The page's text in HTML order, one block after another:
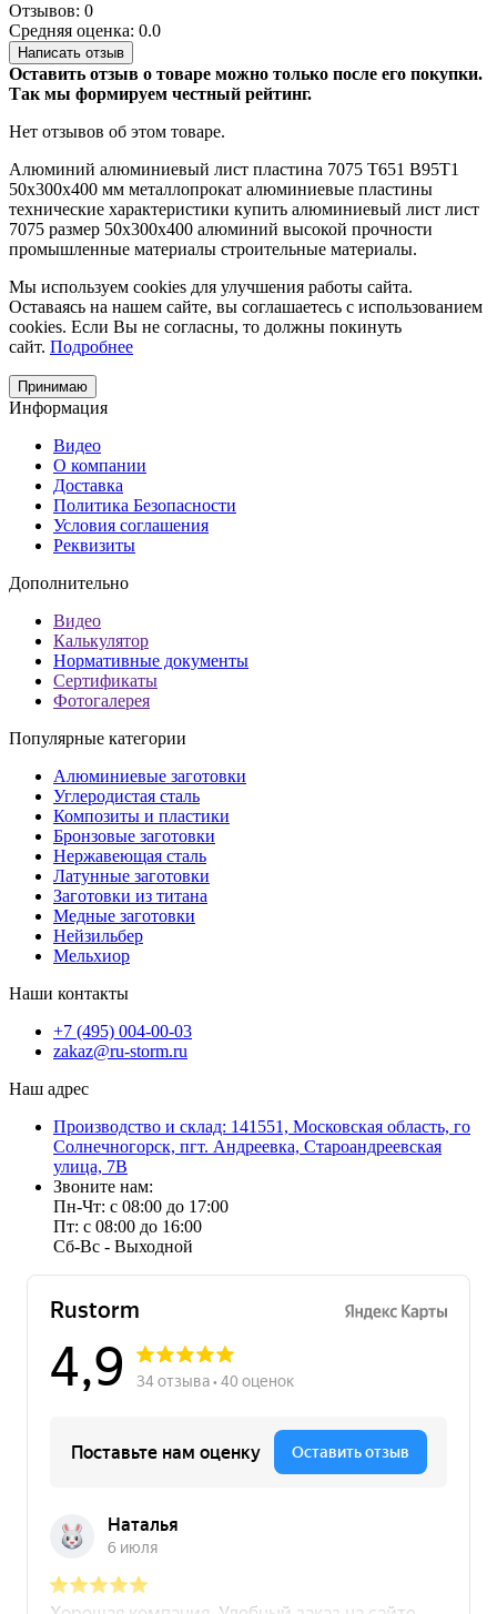
Отзывов: 0
Средняя оценка: 0.0
Написать отзыв
Оставить отзыв о товаре можно только после его покупки.
Так мы формируем честный рейтинг.
Нет отзывов об этом товаре.
Алюминий алюминиевый лист пластина 7075 Т651 В95Т1
50х300х400 мм металлопрокат алюминиевые пластины
технические характеристики купить алюминиевый лист лист
7075 размер 50х300х400 алюминий высокой прочности
промышленные материалы строительные материалы.
Мы используем cookies для улучшения работы сайта.
Оставаясь на нашем сайте, вы соглашаетесь с использованием
cookies. Если Вы не согласны, то должны покинуть
сайт. Подробнее
Принимаю
Информация
Видео
О компании
Доставка
Политика Безопасности
Условия соглашения
Реквизиты
Дополнительно
Видео
Калькулятор
Нормативные документы
Сертификаты
Фотогалерея
Популярные категории
Алюминиевые заготовки
Углеродистая сталь
Композиты и пластики
Бронзовые заготовки
Нержавеющая сталь
Латунные заготовки
Заготовки из титана
Медные заготовки
Нейзильбер
Мельхиор
Наши контакты
+7 (495) 004-00-03
zakaz@ru-storm.ru
Наш адрес
Производство и склад: 141551, Московская область, го
Солнечногорск, пгт. Андреевка, Староандреевская
улица, 7В
Звоните нам:
Пн-Чт: с 08:00 до 17:00
Пт: с 08:00 до 16:00
Сб-Вс - Выходной